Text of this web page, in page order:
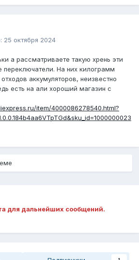
25 октября 2024
а рассматриваете такую хрень эти
переключатели. На них килограмм
аккумуляторов, неизвестно
есть на али хороший магазин с
item/4000086278540.html?
для дальнейших сообщений.